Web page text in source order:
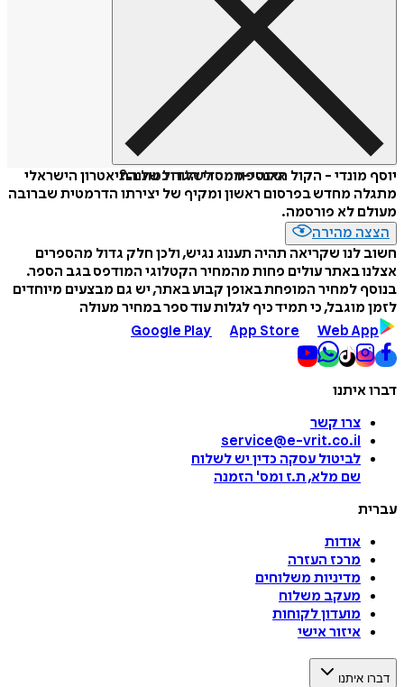
איזה פורמט לשלוח כמתנה?
יוסף מונדי - הקול האנטי-ממסדי הגדול של התיאטרון הישראלי
מתגלה מחדש בפרסום ראשון ומקיף של יצירתו הדרמטית שברובה
מעולם לא פורסמה.
הצצה מהירה
חשוב לנו שקריאה תהיה תענוג נגיש, ולכן חלק גדול מהספרים
אצלנו באתר עולים פחות מהמחיר הקטלוגי המודפס בגב הספר.
בנוסף למחיר המופחת באופן קבוע באתר, יש גם מבצעים מיוחדים
לזמן מוגבל, כי תמיד כיף לגלות עוד ספר במחיר מעולה
Google Play
App Store Web App
דברו איתנו
צרו קשר
service@e-vrit.co.il
לביטול עסקה כדין יש לשלוח
שם מלא, ת.ז ומס' הזמנה
עברית
אודות
מרכז העזרה
מדיניות משלוחים
מעקב משלוח
מועדון לקוחות
איזור אישי
דברו איתנו